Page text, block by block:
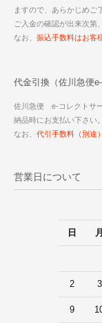
ますので、あらかじめご
ご入金の確認が出来次第
なお、 振込手数料はお客
代金引換（佐川急便e-
佐川急便 e-コレクトサ
納品時にお支払い下さい。
なお、 代引手数料（別途
営業日について
日
月
2 3
9